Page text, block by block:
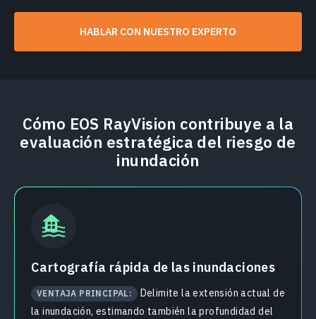
HABLAR CON NUESTRO EXPERTO
Cómo EOS RayVision contribuye a la
evaluación estratégica del riesgo de
inundación
Cartografía rápida de las inundaciones
VENTAJA PRINCIPAL:
Delimite la extensión actual de
la inundación, estimando también la profundidad del